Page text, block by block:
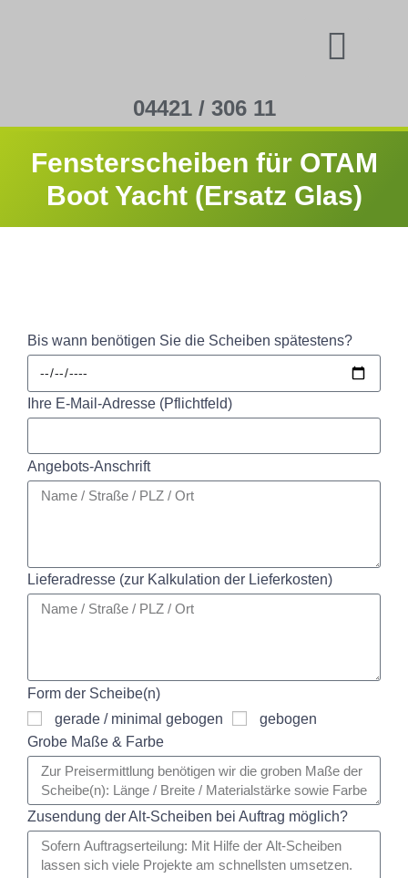
04421 / 306 11
Fensterscheiben für OTAM
Boot Yacht (Ersatz Glas)
Bis wann benötigen Sie die Scheiben spätestens?
Ihre E-Mail-Adresse (Pflichtfeld)
Angebots-Anschrift
Lieferadresse (zur Kalkulation der Lieferkosten)
Form der Scheibe(n)
gerade / minimal gebogen
gebogen
Grobe Maße & Farbe
Zusendung der Alt-Scheiben bei Auftrag möglich?